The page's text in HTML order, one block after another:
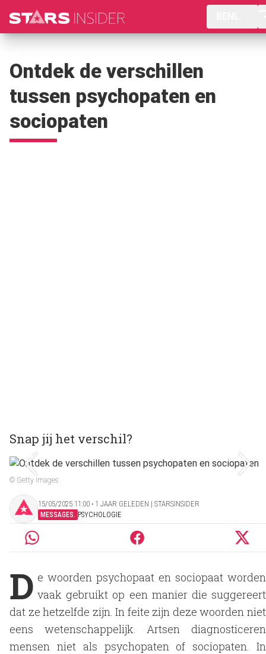
Ontdek de verschillen
tussen psychopaten en
sociopaten
Snap jij het verschil?
© Getty Images
15/05/2025 11:00 ‧ 1 JAAR GELEDEN | STARSINSIDER
MESSAGES. PSYCHOLOGIE
D e woorden psychopaat en sociopaat worden
vaak gebruikt op een manier die suggereert
dat ze hetzelfde zijn. In feite zijn deze woorden niet
eens wetenschappelijk. Artsen diagnosticeren
mensen niet als psychopaten of sociopaten. In